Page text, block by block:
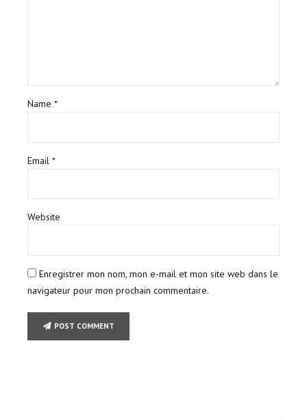
Name *
Email *
Website
Enregistrer mon nom, mon e-mail et mon site web dans le
navigateur pour mon prochain commentaire.
POST COMMENT